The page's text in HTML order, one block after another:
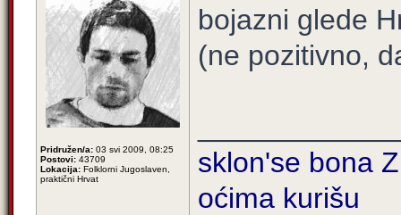
Pridružen/a: 03 svi 2009, 08:25
Postovi: 43709
Lokacija: Folklorni Jugoslaven,
praktični Hrvat
bojazni glede
(ne pozitivno,
sklon'se bona
oćima kurišu